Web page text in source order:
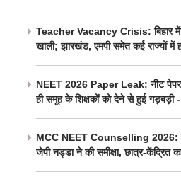
Teacher Vacancy Crisis: बिहार
खाली; झारखंड, एमपी समेत कई राज्यों में
NEET 2026 Paper Leak: नीट पेपर
ही समूह के शिक्षकों को देने से हुई गड़बड़ी
MCC NEET Counselling 2026:
जेपी नड्डा ने की समीक्षा, छात्र-केंद्रित